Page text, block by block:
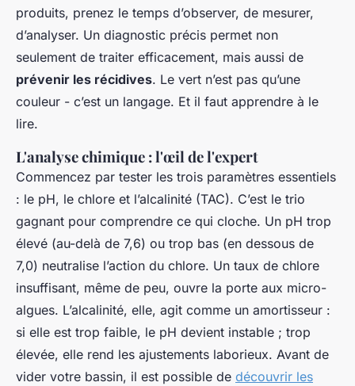
produits, prenez le temps d’observer, de mesurer,
d’analyser. Un diagnostic précis permet non
seulement de traiter efficacement, mais aussi de
prévenir les récidives. Le vert n’est pas qu’une
couleur - c’est un langage. Et il faut apprendre à le
lire.
L'analyse chimique : l'œil de l'expert
Commencez par tester les trois paramètres essentiels
: le pH, le chlore et l’alcalinité (TAC). C’est le trio
gagnant pour comprendre ce qui cloche. Un pH trop
élevé (au-delà de 7,6) ou trop bas (en dessous de
7,0) neutralise l’action du chlore. Un taux de chlore
insuffisant, même de peu, ouvre la porte aux micro-
algues. L’alcalinité, elle, agit comme un amortisseur :
si elle est trop faible, le pH devient instable ; trop
élevée, elle rend les ajustements laborieux. Avant de
vider votre bassin, il est possible de découvrir les